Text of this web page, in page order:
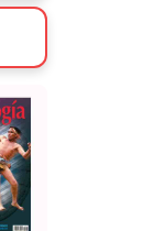
de las